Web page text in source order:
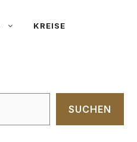
KREISE
SUCHEN